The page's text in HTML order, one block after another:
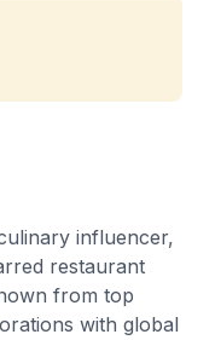
influencer,
restaurant
from top
with global